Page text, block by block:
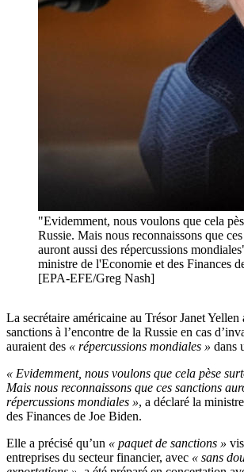
"Evidemment, nous voulons que cela
Russie. Mais nous reconnaissons que
auront aussi des répercussions
ministre de l'Economie et des Finances
[EPA-EFE/Greg Nash]
La secrétaire américaine au Trésor Janet Yellen
sanctions à l’encontre de la Russie en cas
auraient des « répercussions mondiales » dans
« Evidemment, nous voulons que cela pèse
Mais nous reconnaissons que ces sanctions
répercussions mondiales », a déclaré la
des Finances de Joe Biden.
Elle a précisé qu’un « paquet de sanctions »
entreprises du secteur financier, avec « sans